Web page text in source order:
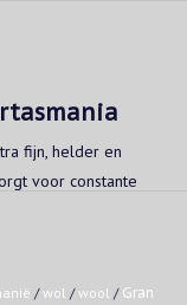
fijn, helder en
voor constante
/wol /wool / Gran